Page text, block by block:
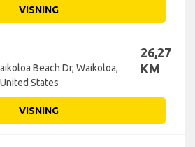
VISNING
Beach Dr, Waikoloa,
States
26,27
KM
VISNING